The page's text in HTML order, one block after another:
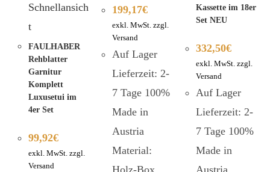
Schnellansich
t
FAULHABER
Rehblatter
Garnitur
Komplett
Luxusetui im
4er Set
99,92€
exkl. MwSt. zzgl.
Versand
199,17€
exkl. MwSt. zzgl.
Versand
Auf Lager
Lieferzeit: 2-
7 Tage 100%
Made in
Austria
Material:
Holz-Box
Kassette im 18er
Set NEU
332,50€
exkl. MwSt. zzgl.
Versand
Auf Lager
Lieferzeit: 2-
7 Tage 100%
Made in
Austria